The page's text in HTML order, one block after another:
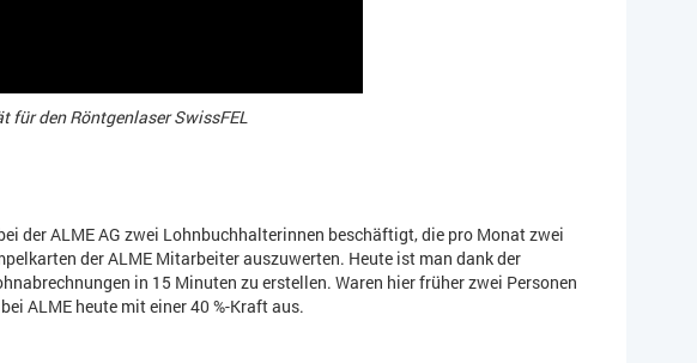
für den Röntgenlaser SwissFEL
der ALME AG zwei Lohnbuchhalterinnen beschäftigt, die pro Monat zwei
der ALME Mitarbeiter auszuwerten. Heute ist man dank der
in 15 Minuten zu erstellen. Waren hier früher zwei Personen
ALME heute mit einer 40 %-Kraft aus.